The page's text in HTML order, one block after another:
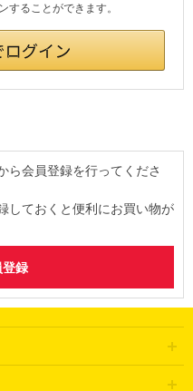
ることができます。
ら会員登録を行ってくださ
しておくと便利にお買い物が